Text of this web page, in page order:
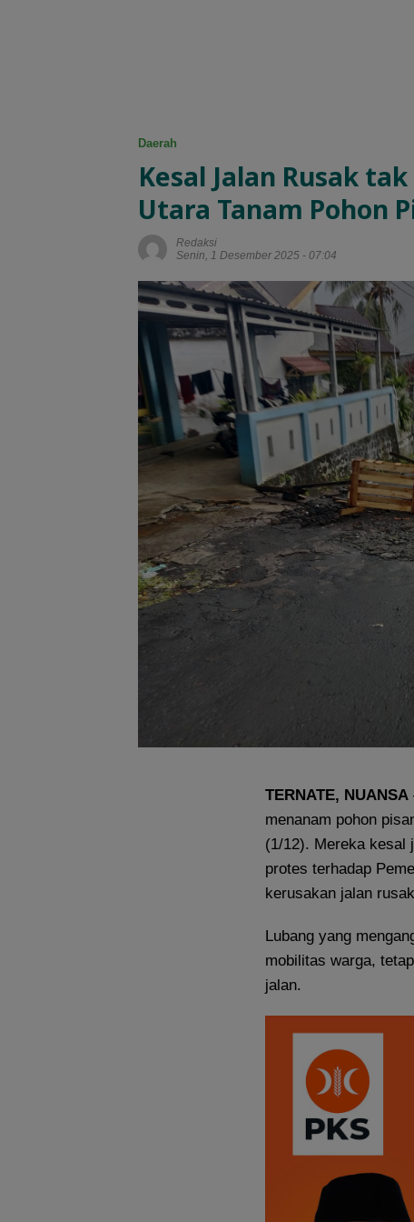
Daerah
Kesal Jalan Rusak
Utara Tanam Pohon
Redaksi
Senin, 1 Desember 2025 - 07:04
TERNATE, NUANSA
menanam pohon
(1/12). Mereka kesal
protes terhadap
kerusakan jalan
Lubang yang
mobilitas warga,
jalan.